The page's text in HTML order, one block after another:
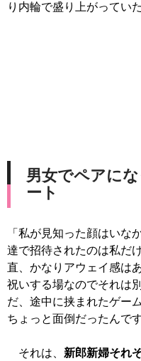
り内輪で盛り上がってい
男女でペアに
ート
「私が見知った顔はいな
達で招待されたのは私だ
直、かなりアウェイ感は
祝いする場なのでそれは
だ、途中に挟まれたゲー
ちょっと面倒だったんです
それは、 新郎新婦それ